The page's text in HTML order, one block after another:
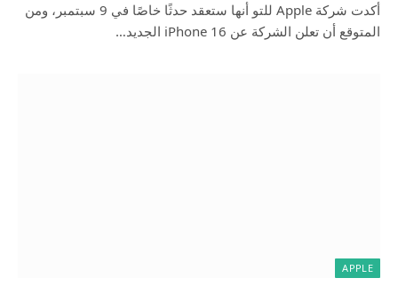
أكدت شركة Apple للتو أنها ستعقد حدثًا خاصًا في 9 سبتمبر، ومن
المتوقع أن تعلن الشركة عن iPhone 16 الجديد…
APPLE